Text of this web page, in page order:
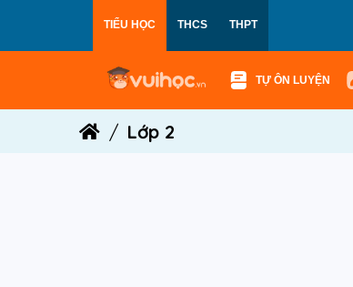
TIỂU HỌC THCS THPT
TỰ ÔN LUYỆN
Lớp 2